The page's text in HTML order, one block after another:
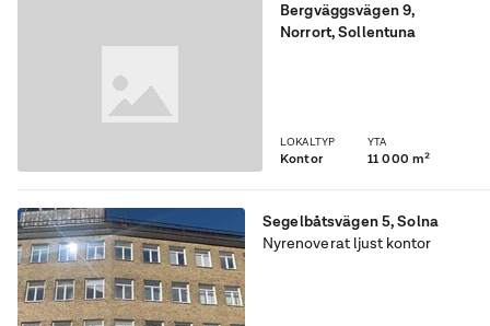
Bergväggsvägen 9,
Norrort, Sollentuna
LOKALTYP
Kontor
YTA
11 000 m²
Segelbåtsvägen 5,Solna
Nyrenoverat ljust kontor